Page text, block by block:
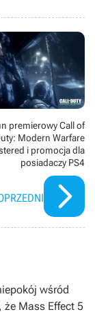
premierowy Call of
Modern Warfare
i promocja dla
posiadaczy PS4
wśród
Mass Effect 5